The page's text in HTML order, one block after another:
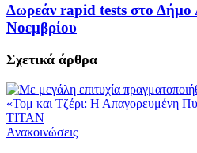
Δωρεάν rapid tests στο Δήμο
Νοεμβρίου
Σχετικά άρθρα
Ανακοινώσεις